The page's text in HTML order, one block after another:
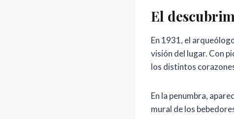
El
En 1931, el
visión del lugar. Con
los distintos
En la penumbra,
mural de los